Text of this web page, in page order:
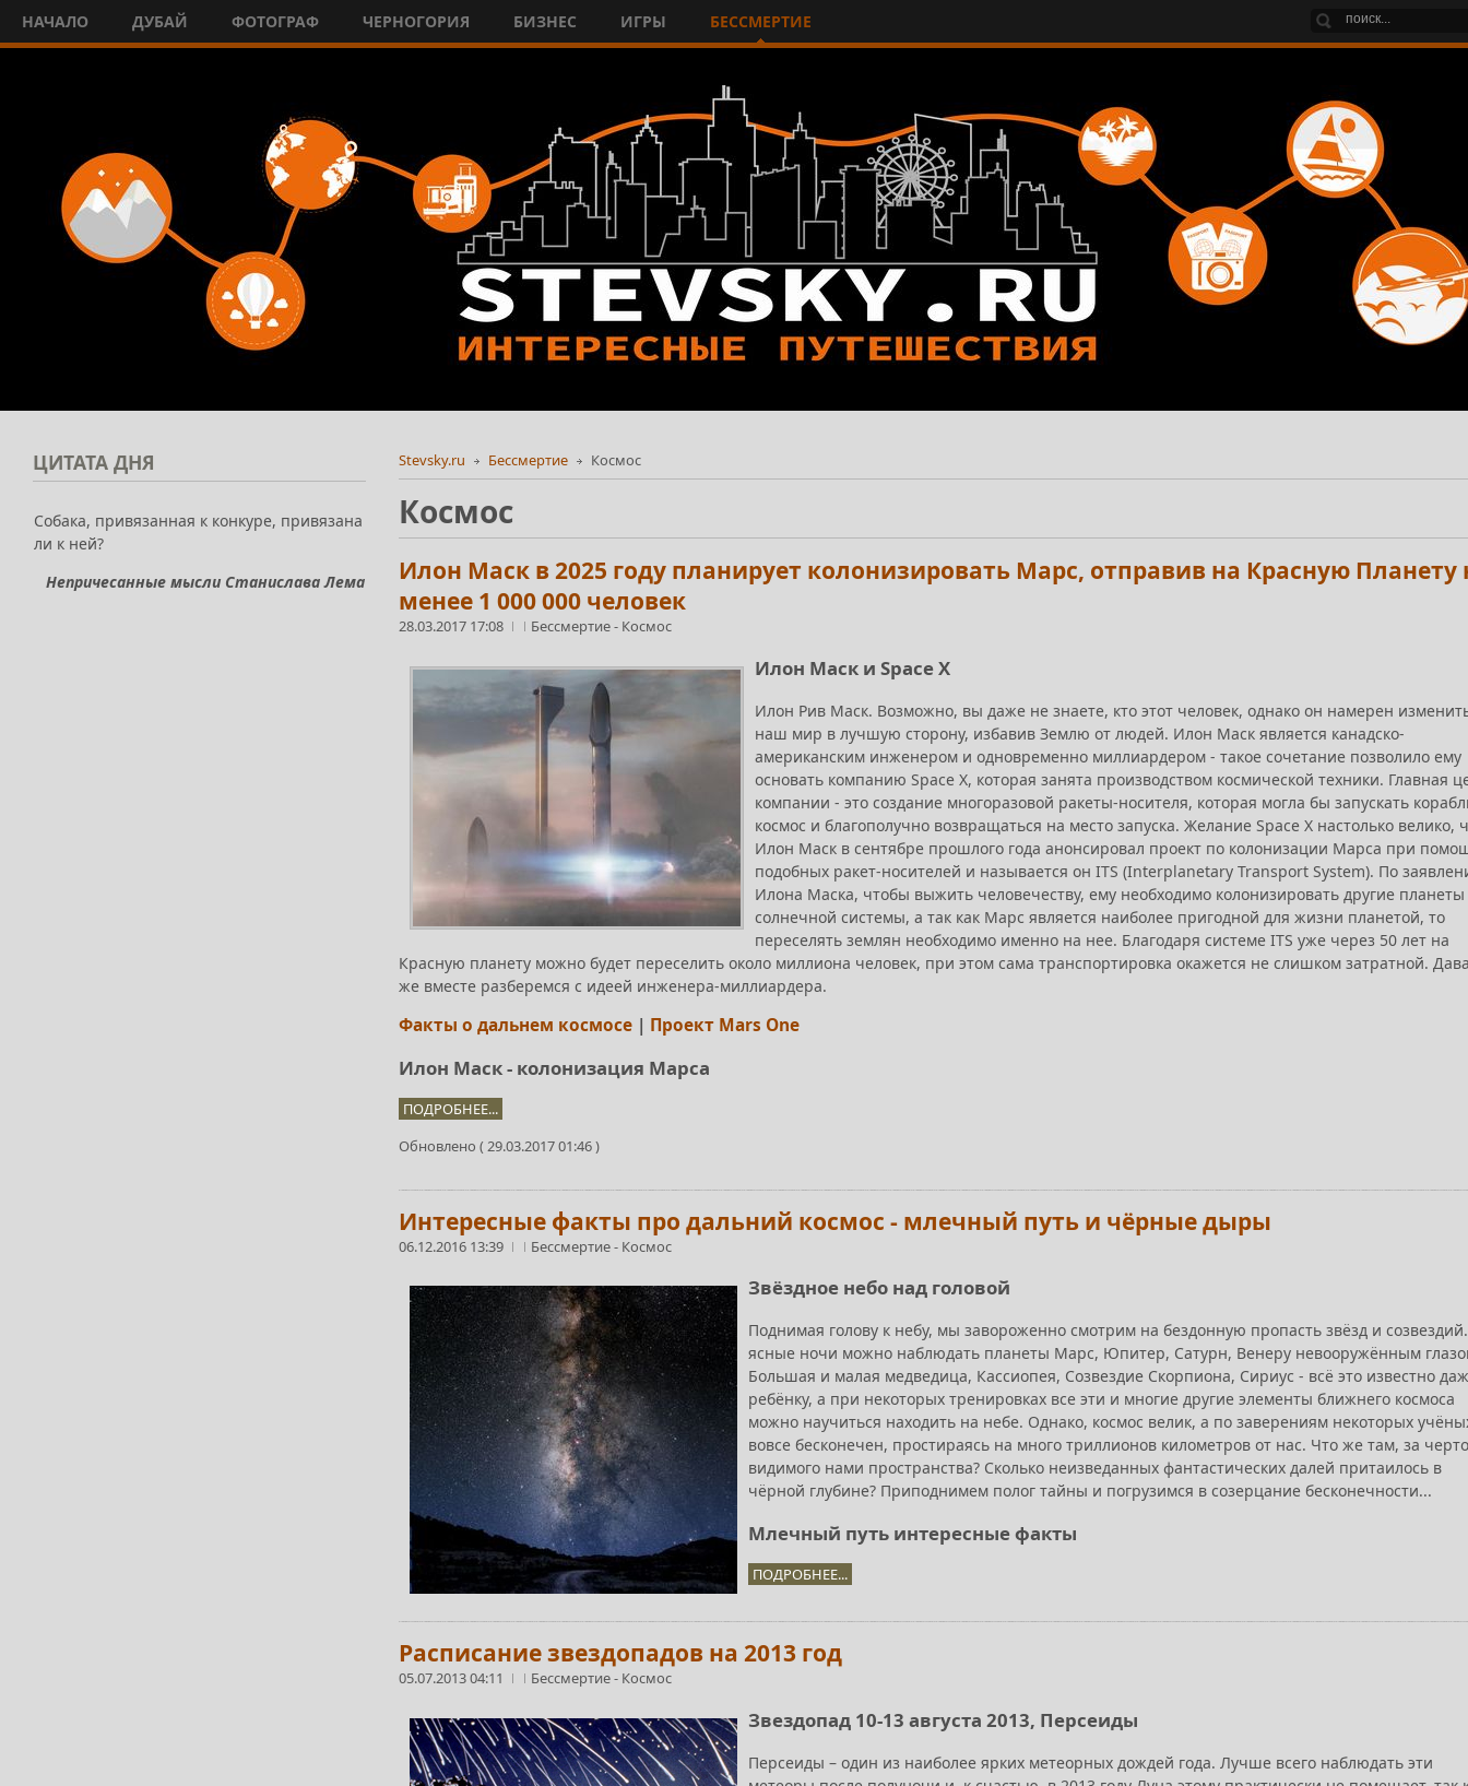
НАЧАЛО ДУБАЙ ФОТОГРАФ ЧЕРНОГОРИЯ БИЗНЕС ИГРЫ БЕССМЕРТИЕ
Stevsky.ru Бессмертие Космос
Космос
Илон Маск в 2025 году планирует колонизировать Марс, отправив на Красную Планету
менее 1 000 000 человек
28.03.2017 17:08 Бессмертие- Космос
Илон Маск и Space X
Илон Рив Маск. Возможно, вы даже не знаете, кто этот человек, однако он намерен
наш мир в лучшую сторону, избавив Землю от людей. Илон Маск является канадско-
американским инженером и одновременно миллиардером - такое сочетание позволило ему
основать компанию Space X, которая занята производством космической техники. Главная
компании - это создание многоразовой ракеты-носителя, которая могла бы запускать
космос и благополучно возвращаться на место запуска. Желание Space X настолько велико,
Илон Маск в сентябре прошлого года анонсировал проект по колонизации Марса при
подобных ракет-носителей и называется он ITS (Interplanetary Transport System). По
Илона Маска, чтобы выжить человечеству, ему необходимо колонизировать другие планеты
солнечной системы, а так как Марс является наиболее пригодной для жизни планетой, то
переселять землян необходимо именно на нее. Благодаря системе ITS уже через 50 лет на
Красную планету можно будет переселить около миллиона человек, при этом сама транспортировка окажется не слишком затратной.
же вместе разберемся с идеей инженера-миллиардера.
Факты о дальнем космосе | Проект Mars One
Илон Маск - колонизация Марса
ПОДРОБНЕЕ...
Обновлено ( 29.03.2017 01:46 )
Интересные факты про дальний космос - млечный путь и чёрные дыры
06.12.2016 13:39 Бессмертие- Космос
Звёздное небо над головой
Поднимая голову к небу, мы завороженно смотрим на бездонную пропасть звёзд и
ясные ночи можно наблюдать планеты Марс, Юпитер, Сатурн, Венеру невооружённым
Большая и малая медведица, Кассиопея, Созвездие Скорпиона, Сириус - всё это известно
ребёнку, а при некоторых тренировках все эти и многие другие элементы ближнего космоса
можно научиться находить на небе. Однако, космос велик, а по заверениям некоторых
вовсе бесконечен, простираясь на много триллионов километров от нас. Что же там, за
видимого нами пространства? Сколько неизведанных фантастических далей притаилось в
чёрной глубине? Приподнимем полог тайны и погрузимся в созерцание бесконечности...
Млечный путь интересные факты
ПОДРОБНЕЕ...
Расписание звездопадов на 2013 год
05.07.2013 04:11 Бессмертие- Космос
Звездопад 10-13 августа 2013, Персеиды
Персеиды – один из наиболее ярких метеорных дождей года. Лучше всего наблюдать эти
ЦИТАТА ДНЯ
Собака, привязанная к конкуре, привязана
ли к ней?
Непричесанные мысли Станислава Лема